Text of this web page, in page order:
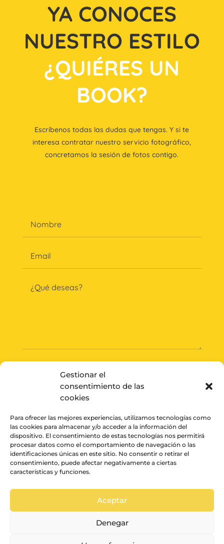
Gestionar el
consentimiento de las
cookies
Para ofrecer las mejores experiencias, utilizamos tecnologías como
las cookies para almacenar y/o acceder a la información del
dispositivo. El consentimiento de estas tecnologías nos permitirá
procesar datos como el comportamiento de navegación o las
identificaciones únicas en este sitio. No consentir o retirar el
consentimiento, puede afectar negativamente a ciertas
características y funciones.
Aceptar
Denegar
YA CONOCES
NUESTRO ESTILO
¿QUIÉRES UN
BOOK?
Escríbenos todas las dudas que tengas. Y si te
interesa contratar nuestro servicio fotográfico,
concretamos la sesión de fotos contigo.
© La vida en un pixel
Condiciones